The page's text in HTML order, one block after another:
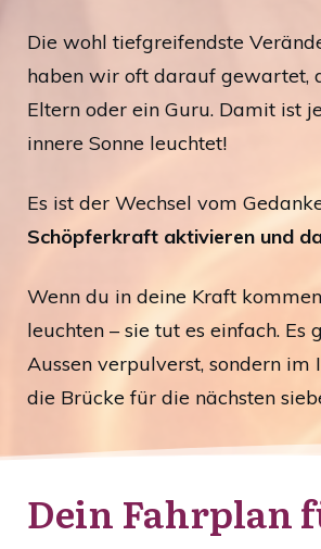
Die wohl tiefgreifendste
haben wir oft darauf gewartet,
Eltern oder ein Guru. Damit ist
innere Sonne leuchtet!
Es ist der Wechsel vom
Schöpferkraft aktivieren und
Wenn du in deine Kraft
leuchten – sie tut es einfach.
Aussen verpulverst, sondern
die Brücke für die nächsten
Dein Fahrplan